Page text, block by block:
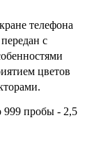
телефона
с
цветов
999 пробы - 2,5